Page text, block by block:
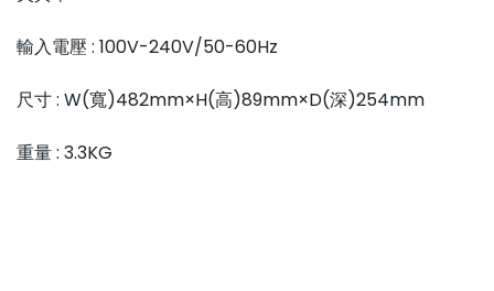
輸入電壓 : 100V-240V/50-60Hz
尺寸 : W(寬)482mm×H(高)89mm×D(深)254mm
重量 : 3.3KG